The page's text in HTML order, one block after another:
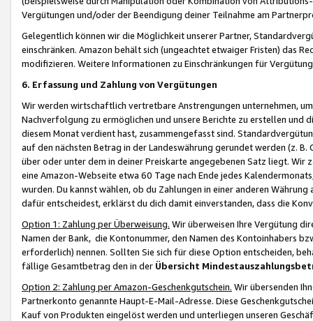
Vergütungen und/oder der Beendigung deiner Teilnahme am
Gelegentlich können wir die Möglichkeit unserer Partner,
einschränken. Amazon behält sich (ungeachtet etwaiger Fristen) das
modifizieren. Weitere Informationen zu Einschränkungen für
6. Erfassung und Zahlung von Vergütungen
Wir werden wirtschaftlich vertretbare Anstrengungen unternehmen,
Nachverfolgung zu ermöglichen und unsere Berichte zu erstellen und
diesem Monat verdient hast, zusammengefasst sind.
auf den nächsten Betrag in der Landeswährung gerundet werden (z.
über oder unter dem in deiner Preiskarte angegebenen Satz liegt.
eine Amazon-Webseite etwa 60 Tage nach Ende jedes
wurden. Du kannst wählen, ob du Zahlungen in einer anderen
dafür entscheidest, erklärst du dich damit einverstanden, dass die
Option 1: Zahlung per Überweisung. Wir überweisen Ihre Vergütung
Namen der Bank, die Kontonummer, den Namen des Kontoinhabers
erforderlich) nennen. Sollten Sie sich für diese Option entscheiden,
fällige Gesamtbetrag den in der Übersicht
Option 2: Zahlung per Amazon-Geschenkgutschein. Wir übersenden
Partnerkonto genannte Haupt-E-Mail-Adresse. Diese
Kauf von Produkten eingelöst werden und unterliegen unseren